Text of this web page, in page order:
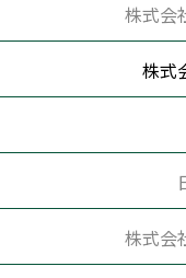
株式会
株式
株式会